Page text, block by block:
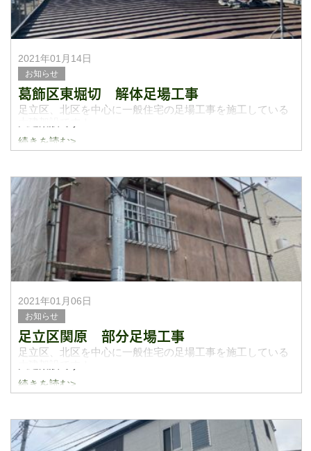
2021年01月14日
お知らせ
葛飾区東堀切 解体足場工事
足立区、北区を中心に一般住宅の足場工事を施工している
今日は葛飾区東堀切にてアパート2階建ての解体足場を施工
いつも大変お世話になっている解体屋さんからお仕事にな
ります。大建架設
続きを読む>
2021年01月06日
お知らせ
足立区関原 部分足場工事
足立区、北区を中心に一般住宅の足場工事を施工している
明けましておめでとう御座います。本年も宜しくお願い致
今日から1週間ほど休みを頂きお仕事再開致しました！昨年
お世話になった元請けの皆様
続きを読む>